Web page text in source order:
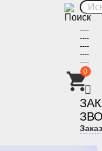
----
----
----
----
----
----
0